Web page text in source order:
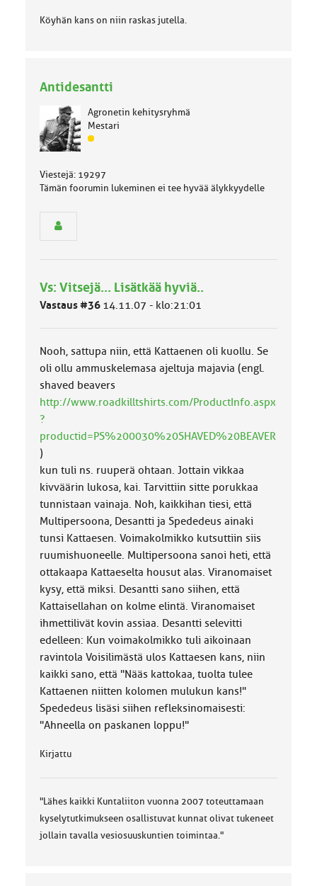
Köyhän kans on niin raskas jutella.
Antidesantti
Agronetin kehitysryhmä
Mestari
J
e
u
o
:
Viestejä: 19297
Tämän foorumin lukeminen ei tee hyvää älykkyydelle
Vs: Vitsejä... Lisätkää hyviä..
Vastaus #36 14.11.07 - klo:21:01
Nooh, sattupa niin, että Kattaenen oli kuollu. Se
oli ollu ammuskelemasa ajeltuja majavia (engl.
shaved beavers
http://www.roadkilltshirts.com/ProductInfo.aspx
?
productid=PS%200030%20SHAVED%20BEAVER
)
kun tuli ns. ruuperä ohtaan. Jottain vikkaa
kivväärin lukosa, kai. Tarvittiin sitte porukkaa
tunnistaan vainaja. Noh, kaikkihan tiesi, että
Multipersoona, Desantti ja Spededeus ainaki
tunsi Kattaesen. Voimakolmikko kutsuttiin siis
ruumishuoneelle. Multipersoona sanoi heti, että
ottakaapa Kattaeselta housut alas. Viranomaiset
kysy, että miksi. Desantti sano siihen, että
Kattaisellahan on kolme elintä. Viranomaiset
ihmettilivät kovin assiaa. Desantti selevitti
edelleen: Kun voimakolmikko tuli aikoinaan
ravintola Voisilimästä ulos Kattaesen kans, niin
kaikki sano, että "Nääs kattokaa, tuolta tulee
Kattaenen niitten kolomen mulukun kans!"
Spededeus lisäsi siihen refleksinomaisesti:
"Ahneella on paskanen loppu!"
Kirjattu
"Lähes kaikki Kuntaliiton vuonna 2007 toteuttamaan
kyselytutkimukseen osallistuvat kunnat olivat tukeneet
jollain tavalla vesiosuuskuntien toimintaa."